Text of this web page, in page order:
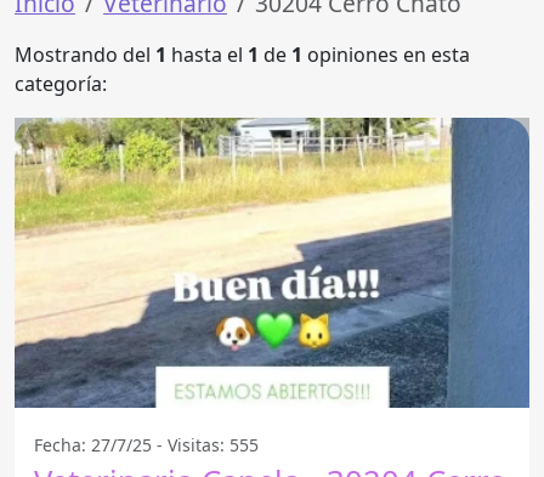
Mostrando del 1 hasta el 1 de 1 opiniones en esta
categoría:
Fecha: 27/7/25 - Visitas: 555